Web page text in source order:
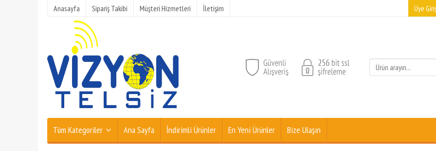
Anasayfa Sipariş Takibi Müşteri Hizmetleri İletişim Üye
Tüm Kategoriler Ana Sayfa İndirimli Ürünler En Yeni Ürünler Bize Ulaşın